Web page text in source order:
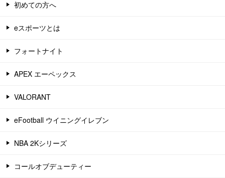
初めての方へ
eスポーツとは
フォートナイト
APEX エーペックス
VALORANT
eFootball ウイニングイレブン
NBA 2Kシリーズ
コールオブデューティー